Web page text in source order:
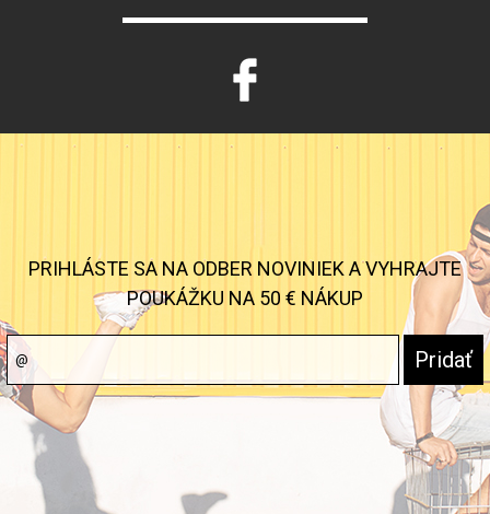
PRIHLÁSTE SA NA ODBER NOVINIEK A VYHRAJTE
POUKÁŽKU NA 50 € NÁKUP